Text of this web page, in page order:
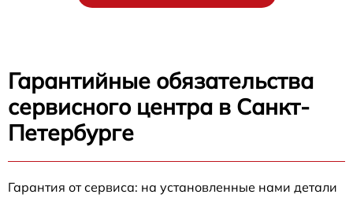
Гарантийные обязательства
сервисного центра в Санкт-
Петербурге
Гарантия от сервиса: на установленные нами детали